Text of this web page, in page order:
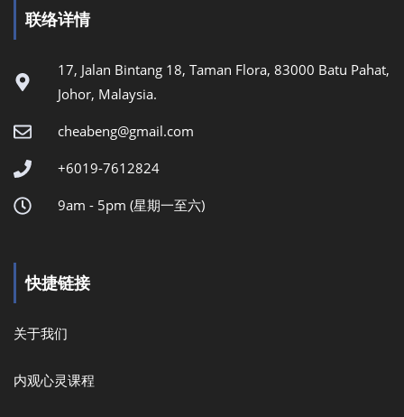
联络详情
17, Jalan Bintang 18, Taman Flora, 83000 Batu Pahat,
Johor, Malaysia.
cheabeng@gmail.com
+6019-7612824
9am - 5pm (星期一至六)
快捷链接
关于我们
内观心灵课程